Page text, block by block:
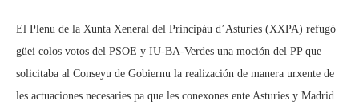
El Plenu de la Xunta Xeneral del Principáu d’Asturies (XXPA) refugó
güei colos votos del PSOE y IU-BA-Verdes una moción del PP que
solicitaba al Conseyu de Gobiernu la realización de manera urxente de
les actuaciones necesaries pa que les conexones ente Asturies y Madrid